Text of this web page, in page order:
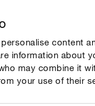
content
information about
may combine it
your use of their
Advies